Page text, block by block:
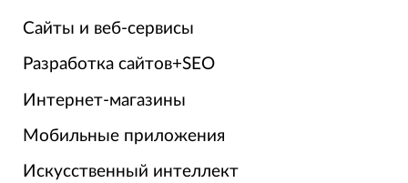
Сайты и веб-сервисы
Разработка сайтов+SEO
Интернет-магазины
Мобильные приложения
Искусственный интеллект